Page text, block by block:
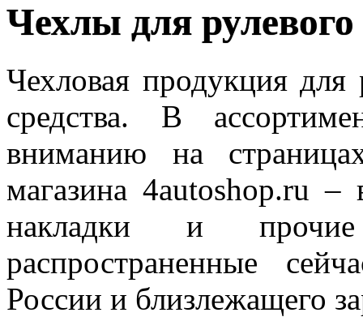
Чехлы для рулевого
Чехловая продукция для
средства. В
вниманию на
магазина 4autoshop.ru –
накладки и
распространенные
России и близлежащего